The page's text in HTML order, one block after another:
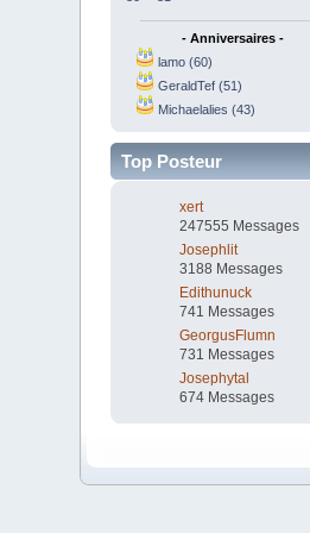
- Anniversaires -
lamo (60)
GeraldTef (51)
Michaelalies (43)
Top Posteur
xert
247555 Messages
Josephlit
3188 Messages
Edithunuck
741 Messages
GeorgusFlumn
731 Messages
Josephytal
674 Messages